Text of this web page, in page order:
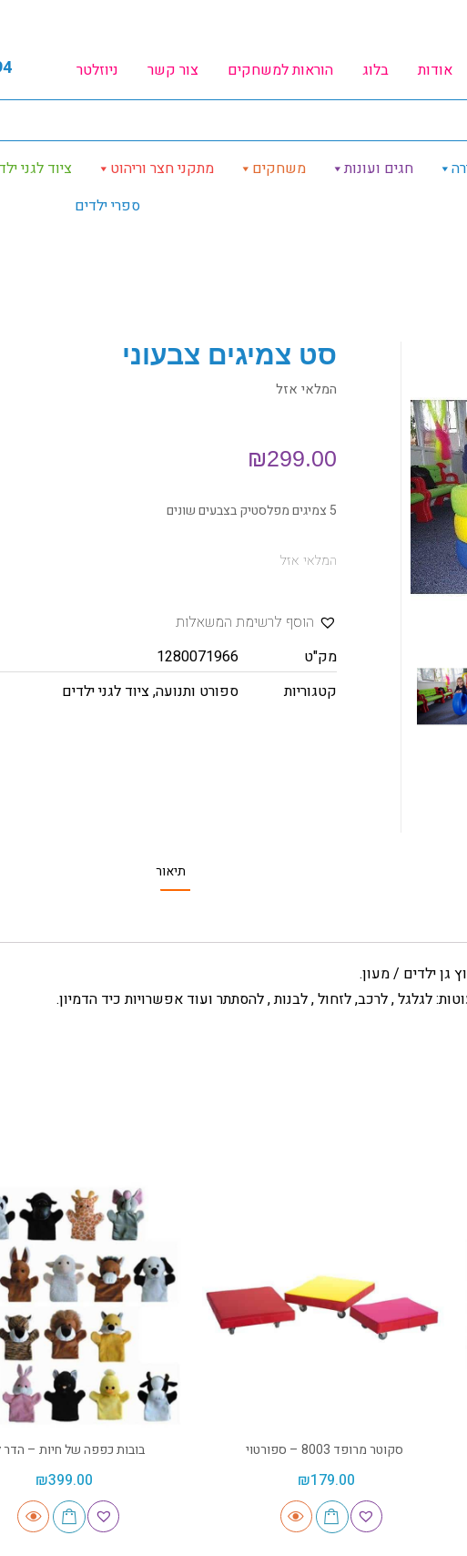
אודות בלוג הוראות למשחקים צור קשר ניוזלטר
חגים ועונות משחקים מתקני חצר וריהוט ציוד לגני
ספרי ילדים
סט צמיגים צבעוני
המלאי אזל
₪299.00
5 צמיגים מפלסטיק בצבעים שונים
המלאי אזל
הוסף לרשימת המשאלות
מק"ט
1280071966
קטגוריות
ספורט ותנועה,ציוד לגני ילדים
תיאור
גן ילדים / מעון.
לגלגל , לרכב, לזחול , לבנות , להסתתר ועוד אפשרויות כיד הדמיון.
סקוטר מרופד 8003 – ספורטוי
₪179.00
בובות כפפה של חיות –
₪399.00